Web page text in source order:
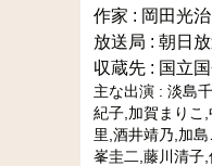
作家 : 岡田光治
放送局 : 朝日
収蔵先 : 国立
主な出演 : 淡島
紀子,加賀まりこ
里,酒井靖乃,加
峯圭二,藤川清子